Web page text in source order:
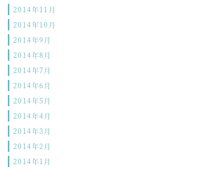
2014年11月
2014年10月
2014年9月
2014年8月
2014年7月
2014年6月
2014年5月
2014年4月
2014年3月
2014年2月
2014年1月